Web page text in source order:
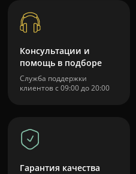
Консультации и
помощь в подборе
Служба поддержки
клиентов с 09:00 до 20:00
Гарантия качества